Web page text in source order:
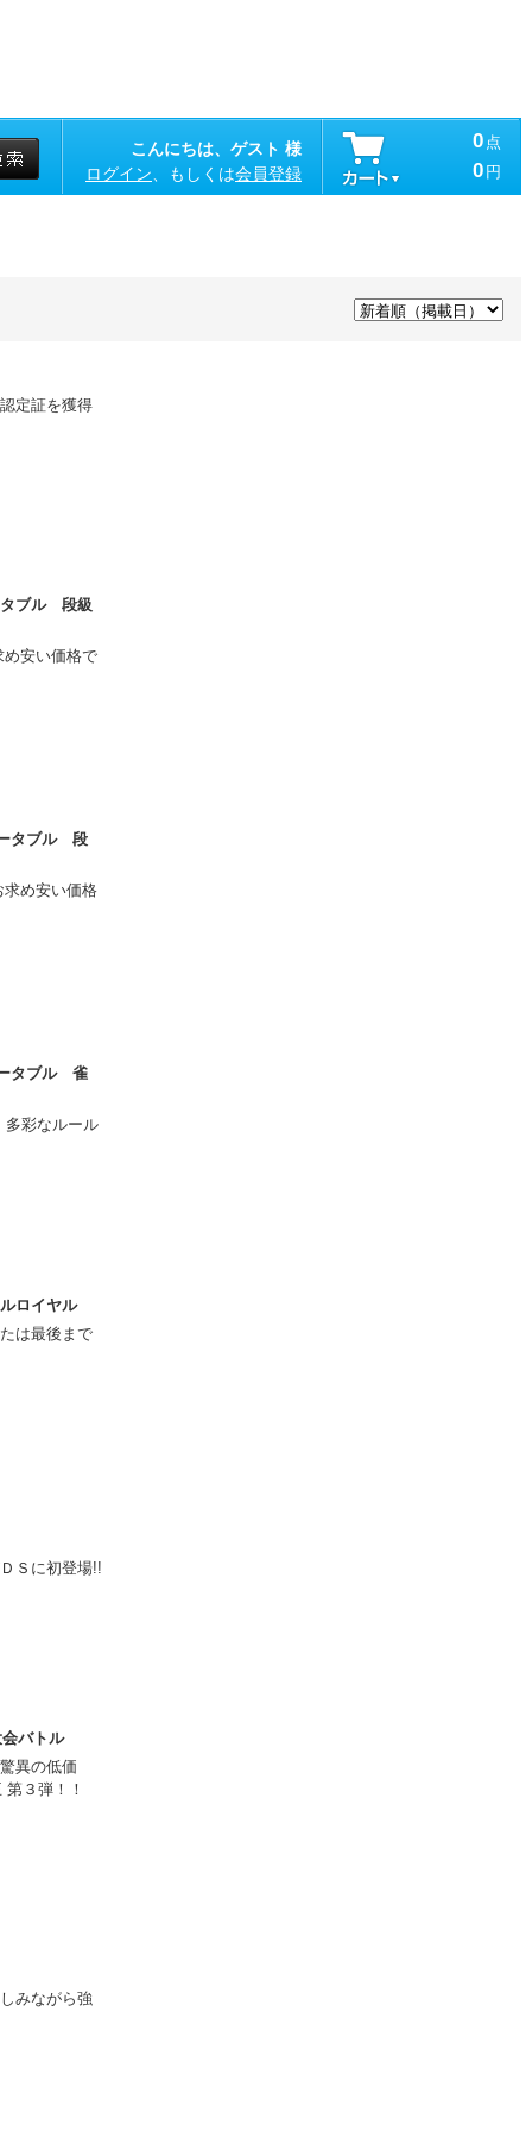
こんにちは、ゲスト 様
ログイン 、もしくは会員登録
0 点
0 円
定証を獲得
タブル 段級
め安い価格で
タブル 段
求め安い価格
タブル 雀
彩なルール
ロイヤル
は最後まで
Ｓに初登場!!
バトル
異の低価
３弾！！
みながら強